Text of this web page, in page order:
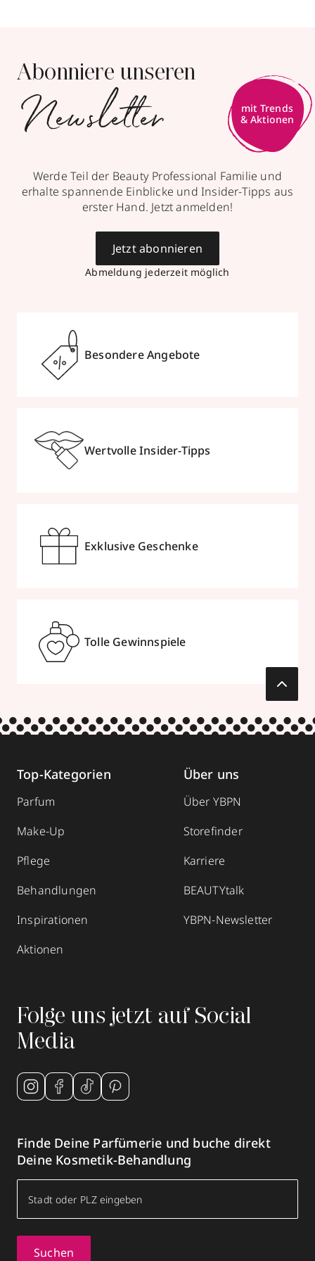
Abonniere unseren
Newsletter
mit Trends
& Aktionen
Werde Teil der Beauty Professional Familie und
erhalte spannende Einblicke und Insider-Tipps aus
erster Hand. Jetzt anmelden!
Abmeldung jederzeit möglich
Jetzt abonnieren
Besondere Angebote
Wertvolle Insider-Tipps
Exklusive Geschenke
Tolle Gewinnspiele
Top-Kategorien
Parfum
Make-Up
Pflege
Behandlungen
Inspirationen
Aktionen
Über uns
Über YBPN
Storefinder
Karriere
BEAUTYtalk
YBPN-Newsletter
Folge uns jetzt auf Social
Media
Finde Deine Parfümerie und buche direkt
Deine Kosmetik-Behandlung
Suchen